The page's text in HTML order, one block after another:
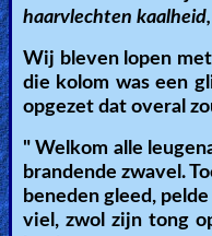
haarvlechten
Wij bleven lopen
die kolom was een
opgezet dat overal
" Welkom alle
brandende zwavel.
beneden gleed,
viel, zwol zijn tong